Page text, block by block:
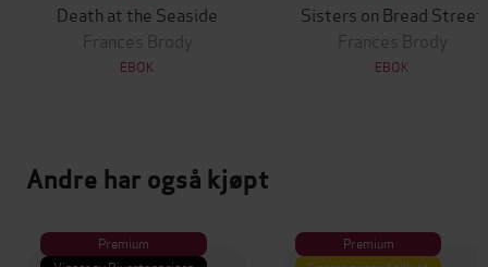
Death at the Seaside
Frances Brody
EBOK
Sisters on Bread Street
Frances Brody
EBOK
Andre har også kjøpt
Premium
Premium